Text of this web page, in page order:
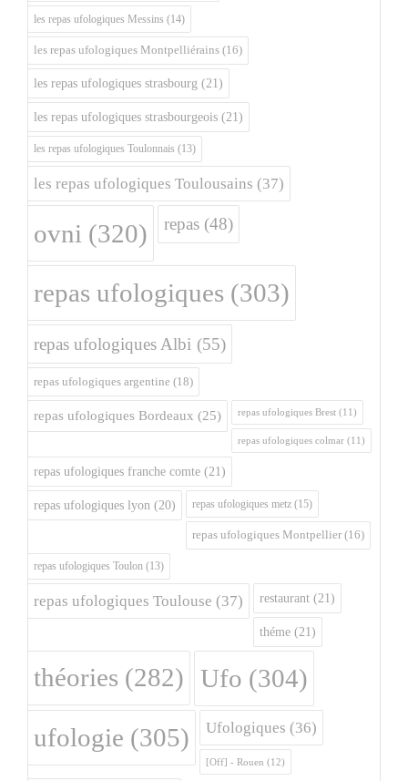
les repas ufologiques Messins (14)
les repas ufologiques Montpelliérains (16)
les repas ufologiques strasbourg (21)
les repas ufologiques strasbourgeois (21)
les repas ufologiques Toulonnais (13)
les repas ufologiques Toulousains (37)
ovni (320) repas (48)
repas ufologiques (303)
repas ufologiques Albi (55)
repas ufologiques argentine (18)
repas ufologiques Bordeaux (25) repas ufologiques Brest (11)
repas ufologiques colmar (11)
repas ufologiques franche comte (21)
repas ufologiques lyon (20) repas ufologiques metz (15)
repas ufologiques Montpellier (16)
repas ufologiques Toulon (13)
repas ufologiques Toulouse (37) restaurant (21)
théme (21)
théories (282) Ufo (304)
ufologie (305) Ufologiques (36)
[Off] - Rouen (12)